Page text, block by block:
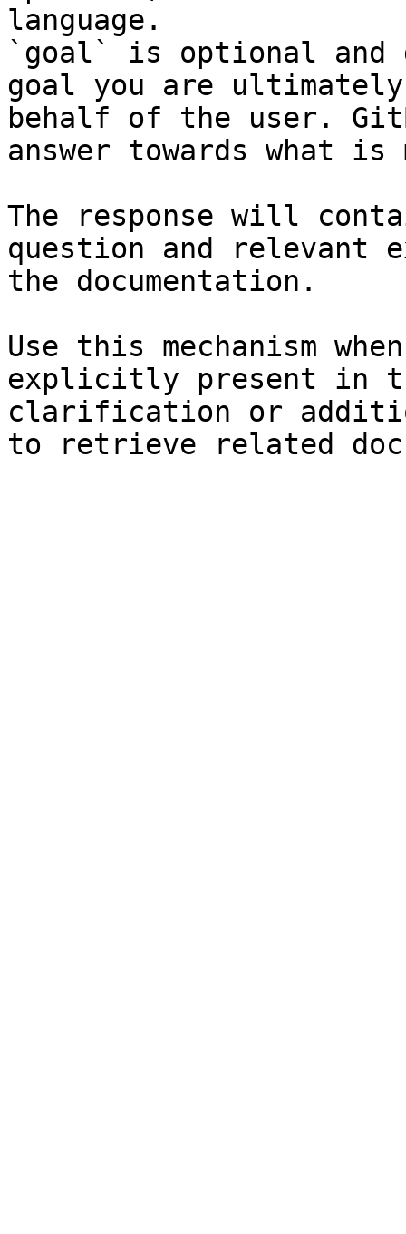
language.
`goal` is optional and
goal you are
behalf of the user.
answer towards what
The response will
question and relevant
the documentation.
Use this mechanism
explicitly present in
clarification or